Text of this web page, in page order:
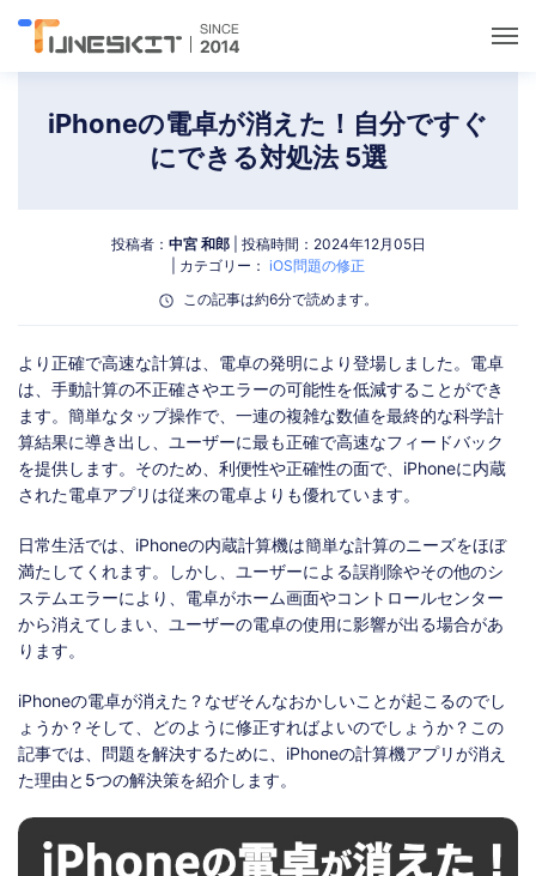
ユーティリティ
ポケモンGOガイド
サポート
ストア ダウンロード
iPhoneの電卓が消えた！自分ですぐ
にできる対処法 5選
投稿者： 中宮 和郎| 投稿時間：2024年12月05日
| カテゴリー： iOS問題の修正
この記事は約6分で読めます。
より正確で高速な計算は、電卓の発明により登場しました。電卓
は、手動計算の不正確さやエラーの可能性を低減することができ
ます。簡単なタップ操作で、一連の複雑な数値を最終的な科学計
算結果に導き出し、ユーザーに最も正確で高速なフィードバック
を提供します。そのため、利便性や正確性の面で、iPhoneに内蔵
された電卓アプリは従来の電卓よりも優れています。
日常生活では、iPhoneの内蔵計算機は簡単な計算のニーズをほぼ
満たしてくれます。しかし、ユーザーによる誤削除やその他のシ
ステムエラーにより、電卓がホーム画面やコントロールセンター
から消えてしまい、ユーザーの電卓の使用に影響が出る場合があ
ります。
iPhoneの電卓が消えた？なぜそんなおかしいことが起こるのでし
ょうか？そして、どのように修正すればよいのでしょうか？この
記事では、問題を解決するために、iPhoneの計算機アプリが消え
た理由と5つの解決策を紹介します。